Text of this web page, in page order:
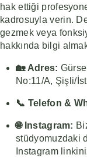
hak ettiği
kadrosuyla verin.
gezmek veya
hakkında bilgi
🏡 Adres:
No:11/A, Şişli/
📞 Telefon &
🌐 Instagram:
stüdyomuzdaki
Instagram